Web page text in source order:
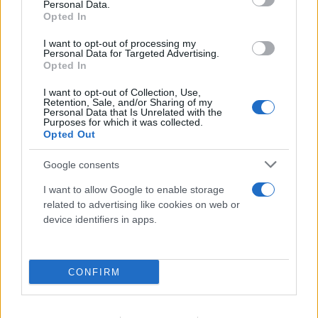
Personal Data.
Opted In
I want to opt-out of processing my
Personal Data for Targeted Advertising.
Opted In
I want to opt-out of Collection, Use,
Retention, Sale, and/or Sharing of my
Personal Data that Is Unrelated with the
Purposes for which it was collected.
Opted Out
Google consents
I want to allow Google to enable storage
related to advertising like cookies on web or
device identifiers in apps.
CONFIRM